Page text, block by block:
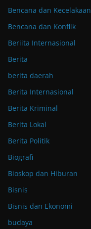
Bencana dan Kecelakaan
Bencana dan Konflik
Beriita Internasional
Berita
berita daerah
Berita Internasional
Berita Kriminal
Berita Lokal
Berita Politik
Biografi
Bioskop dan Hiburan
Bisnis
Bisnis dan Ekonomi
budaya